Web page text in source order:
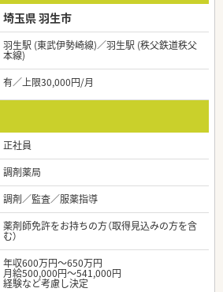
埼玉県 羽生市
羽生駅 (東武伊勢崎線)／羽生駅 (秩父鉄道秩父
本線)
有／上限30,000円/月
正社員
調剤薬局
調剤／監査／服薬指導
薬剤師免許をお持ちの方（取得見込みの方を含
む）
年収600万円～650万円
月給500,000円～541,000円
経験など考慮し決定